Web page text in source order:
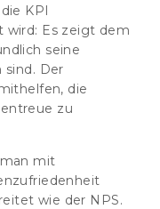
KPI
wird: Es zeigt dem
seine
Der
die
zu
mit
wie der NPS.